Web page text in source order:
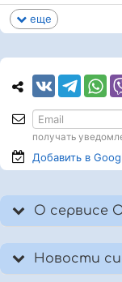
еще
получать
Добавить в
О сервисе
Новости